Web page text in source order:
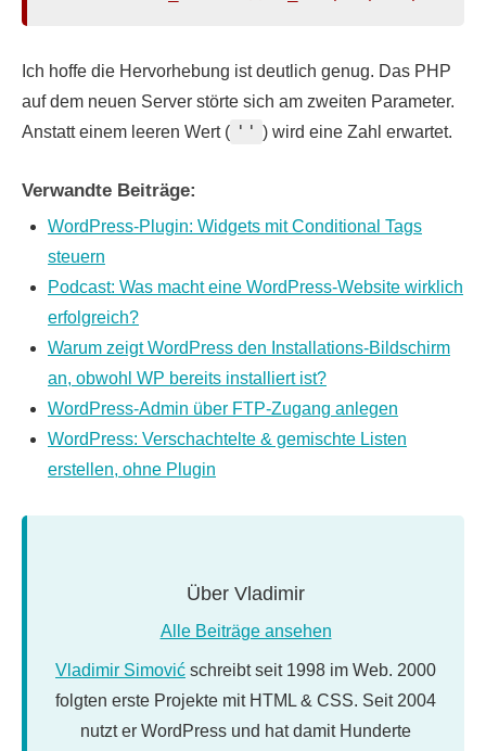
Ich hoffe die Hervorhebung ist deutlich genug. Das PHP
auf dem neuen Server störte sich am zweiten Parameter.
Anstatt einem leeren Wert ( '' ) wird eine Zahl erwartet.
Verwandte Beiträge:
WordPress-Plugin: Widgets mit Conditional Tags
steuern
Podcast: Was macht eine WordPress-Website wirklich
erfolgreich?
Warum zeigt WordPress den Installations-Bildschirm
an, obwohl WP bereits installiert ist?
WordPress-Admin über FTP-Zugang anlegen
WordPress: Verschachtelte & gemischte Listen
erstellen, ohne Plugin
Über Vladimir
Alle Beiträge ansehen
Vladimir Simović schreibt seit 1998 im Web. 2000
folgten erste Projekte mit HTML & CSS. Seit 2004
nutzt er WordPress und hat damit Hunderte